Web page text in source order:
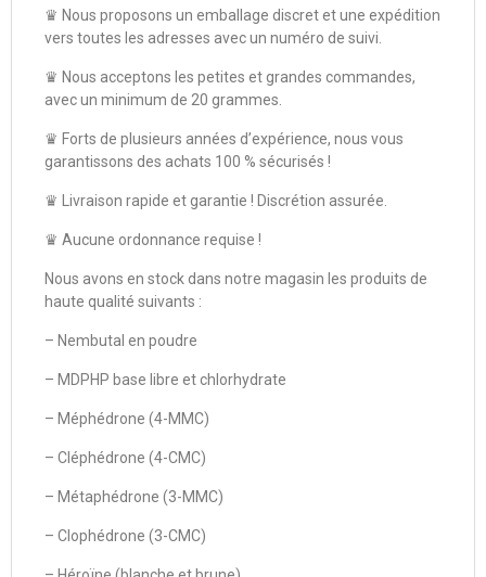
♛ Nous proposons un emballage discret et une expédition
vers toutes les adresses avec un numéro de suivi.
♛ Nous acceptons les petites et grandes commandes,
avec un minimum de 20 grammes.
♛ Forts de plusieurs années d’expérience, nous vous
garantissons des achats 100 % sécurisés !
♛ Livraison rapide et garantie ! Discrétion assurée.
♛ Aucune ordonnance requise !
Nous avons en stock dans notre magasin les produits de
haute qualité suivants :
– Nembutal en poudre
– MDPHP base libre et chlorhydrate
– Méphédrone (4-MMC)
– Cléphédrone (4-CMC)
– Métaphédrone (3-MMC)
– Clophédrone (3-CMC)